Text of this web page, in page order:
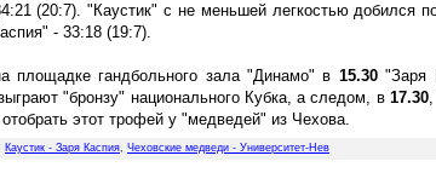
(20:7). "Каустик" с не меньшей легкостью добился
- 33:18 (19:7).
площадке гандбольного зала "Динамо" в 15.30"Заря
"бронзу" национального Кубка, а следом, в 17.30,
этот трофей у "медведей" из Чехова.
Каустик - Заря Каспия, Чеховские медведи - Университет-Нев